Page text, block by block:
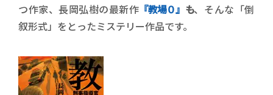
つ作家、長岡弘樹の最新作 『教場０』 も、そんな「倒
叙形式」をとったミステリー作品です。